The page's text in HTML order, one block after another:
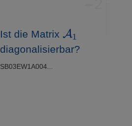
Ist die Matrix
A1
diagonalisierbar?
SB03EW1A004...